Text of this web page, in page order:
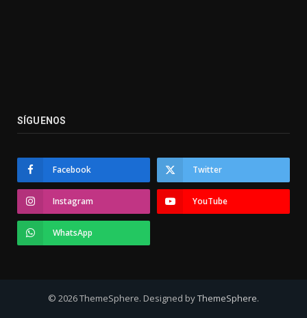
SÍGUENOS
Facebook Twitter
Instagram YouTube
WhatsApp
© 2026 ThemeSphere. Designed byThemeSphere.